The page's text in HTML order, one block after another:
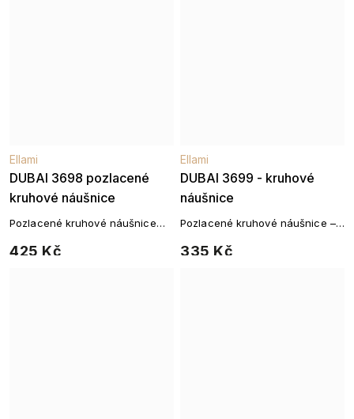
DUBAI 3698 pozlacené
kruhové náušnice
Ellami
425 Kč
Pozlacené kruhové náušnice
DUBAI 3699 - kruhové
náušnice
Ellami
335 Kč
Pozlacené kruhové náušnice –